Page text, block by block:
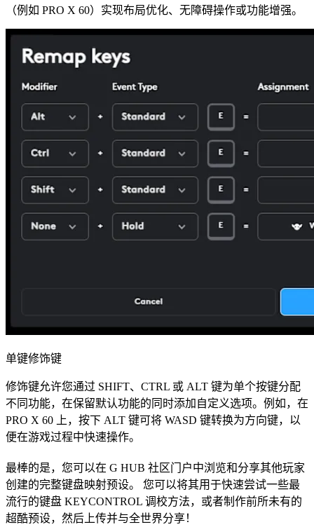
（例如 PRO X 60）实现布局优化、无障碍操作或功能增强。
单键修饰键
修饰键允许您通过 SHIFT、CTRL 或 ALT 键为单个按键分配
不同功能，在保留默认功能的同时添加自定义选项。例如，在
PRO X 60 上，按下 ALT 键可将 WASD 键转换为方向键，以
便在游戏过程中快速操作。
最棒的是，您可以在 G HUB 社区门户中浏览和分享其他玩家
创建的完整键盘映射预设。 您可以将其用于快速尝试一些最
流行的键盘 KEYCONTROL 调校方法，或者制作前所未有的
超酷预设，然后上传并与全世界分享！